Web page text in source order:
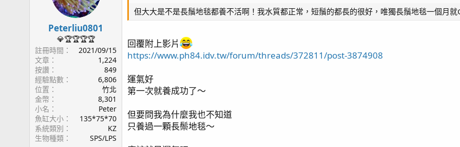
Peterliu0801
💎🏆🏆🏆🏆
註冊時間
2021/09/15
文章
1,224
按讚
849
經驗點數
6,806
位置
竹北
金幣
8,301
小名
Peter
魚缸大小
135*75*70
系統類別
KZ
生物種類
SPS/LPS
但大大是不是長鬚地毯都養不活啊！我水質都正常，短鬚的都長的很好，唯獨長鬚地毯一個月就
回覆附上影片
https://www.ph84.idv.tw/forum/threads/372811/post-3874908
運氣好
第一次就養成功了～
但要問我為什麼我也不知道
只養過一顆長鬃地毯～